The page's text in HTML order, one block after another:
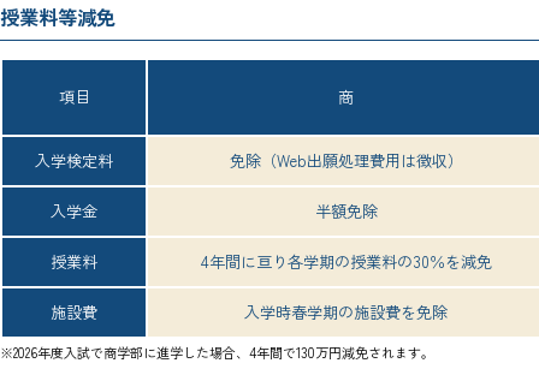
授業料等減免
項目 商
入学検定料 免除（Web出願処理費用は徴収）
入学金 半額免除
授業料 4年間に亘り各学期の授業料の30％を減免
施設費 入学時春学期の施設費を免除
※2026年度入試で商学部に進学した場合、4年間で130万円減免されます。